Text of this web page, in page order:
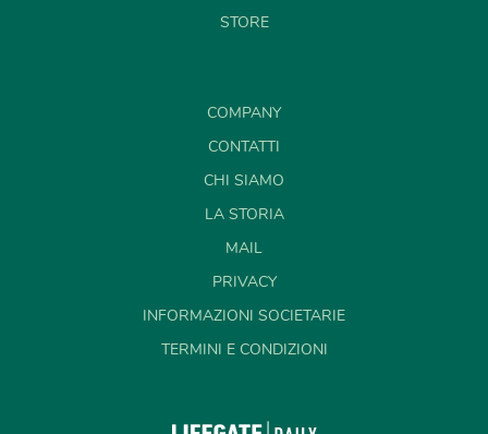
STORE
COMPANY
CONTATTI
CHI SIAMO
LA STORIA
MAIL
PRIVACY
INFORMAZIONI SOCIETARIE
TERMINI E CONDIZIONI